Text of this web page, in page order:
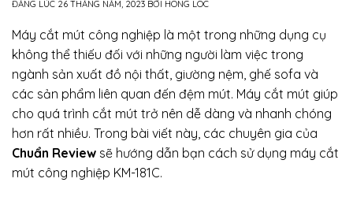
ĐĂNG LÚC 26 THÁNG NĂM, 2023 BỞI HONG LOC
Máy cắt mút công nghiệp là một trong những dụng cụ
không thể thiếu đối với những người làm việc trong
ngành sản xuất đồ nội thất, giường nệm, ghế sofa và
các sản phẩm liên quan đến đệm mút. Máy cắt mút giúp
cho quá trình cắt mút trở nên dễ dàng và nhanh chóng
hơn rất nhiều. Trong bài viết này, các chuyên gia của
Chuẩn Review sẽ hướng dẫn bạn cách sử dụng máy cắt
mút công nghiệp KM-181C.